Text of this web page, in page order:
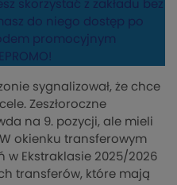
skorzystać z zakładu bez
do niego dostęp po
promocyjnym
sygnalizował, że chce
Zeszłoroczne
na 9. pozycji, ale mieli
okienku transferowym
w Ekstraklasie 2025/2026
transferów, które mają